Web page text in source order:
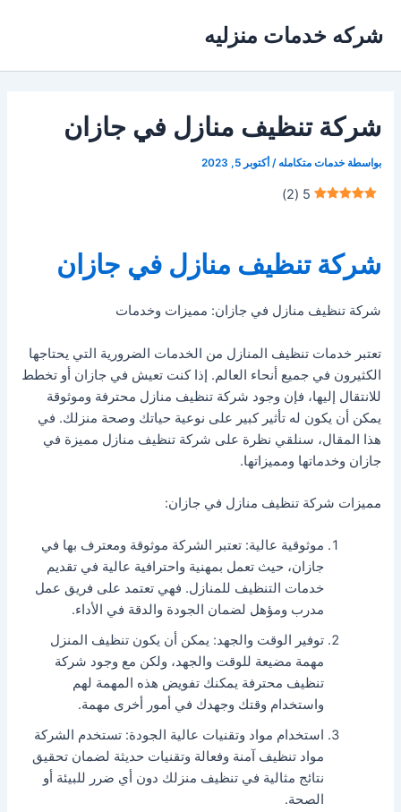
المحتوى
شركه خدمات منزليه
شركة تنظيف منازل في جازان
بواسطة خدمات متكامله/أكتوبر 5, 2023
5
(
2
)
شركة تنظيف منازل في جازان
شركة تنظيف منازل في جازان: مميزات وخدمات
تعتبر خدمات تنظيف المنازل من الخدمات الضرورية التي يحتاجها
الكثيرون في جميع أنحاء العالم. إذا كنت تعيش في جازان أو تخطط
للانتقال إليها، فإن وجود شركة تنظيف منازل محترفة وموثوقة
يمكن أن يكون له تأثير كبير على نوعية حياتك وصحة منزلك. في
هذا المقال، سنلقي نظرة على شركة تنظيف منازل مميزة في
جازان وخدماتها ومميزاتها.
مميزات شركة تنظيف منازل في جازان:
موثوقية عالية: تعتبر الشركة موثوقة ومعترف بها في
جازان، حيث تعمل بمهنية واحترافية عالية في تقديم
خدمات التنظيف للمنازل. فهي تعتمد على فريق عمل
مدرب ومؤهل لضمان الجودة والدقة في الأداء.
توفير الوقت والجهد: يمكن أن يكون تنظيف المنزل
مهمة مضيعة للوقت والجهد، ولكن مع وجود شركة
تنظيف محترفة يمكنك تفويض هذه المهمة لهم
واستخدام وقتك وجهدك في أمور أخرى مهمة.
استخدام مواد وتقنيات عالية الجودة: تستخدم الشركة
مواد تنظيف آمنة وفعالة وتقنيات حديثة لضمان تحقيق
نتائج مثالية في تنظيف منزلك دون أي ضرر للبيئة أو
الصحة.